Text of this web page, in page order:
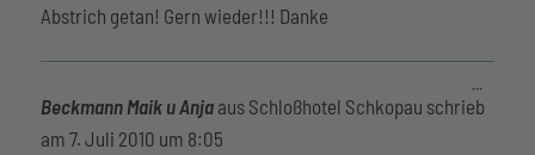
Abstrich getan! Gern wieder!!! Danke
Beckmann Maik u Anja aus Schloßhotel Schkopau schrieb
am 7. Juli 2010 um 8:05
Metabox
ein-/